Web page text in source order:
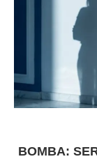
BOMBA: